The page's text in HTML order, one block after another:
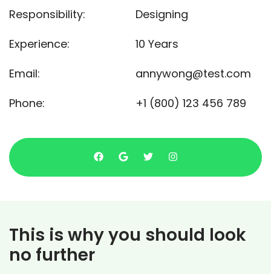
Responsibility:
Designing
Experience:
10 Years
Email:
annywong@test.com
Phone:
+1 (800) 123 456 789
This is why you should look
no further